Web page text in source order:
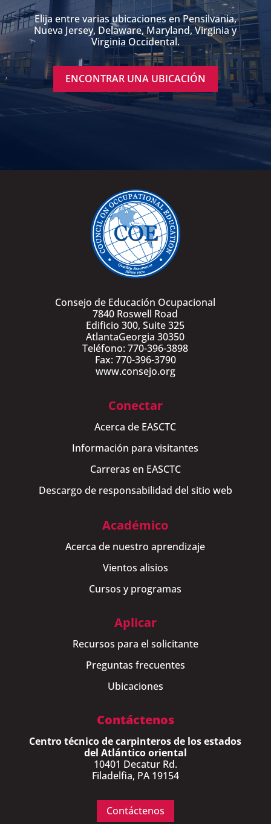
Elija entre varias ubicaciones en Pensilvania,
Nueva Jersey, Delaware, Maryland, Virginia y
Virginia Occidental.
ENCONTRAR UNA UBICACIÓN
Consejo de Educación Ocupacional
7840 Roswell Road
Edificio 300, Suite 325
AtlantaGeorgia 30350
Teléfono: 770-396-3898
Fax: 770-396-3790
www.consejo.org
Conectar
Acerca de EASCTC
Información para visitantes
Carreras en EASCTC
Descargo de responsabilidad del sitio web
Académico
Acerca de nuestro aprendizaje
Vientos alisios
Cursos y programas
Aplicar
Recursos para el solicitante
Preguntas frecuentes
Ubicaciones
Contáctenos
Centro técnico de carpinteros de los estados
del Atlántico oriental
10401 Decatur Rd.
Filadelfia, PA 19154
Contáctenos